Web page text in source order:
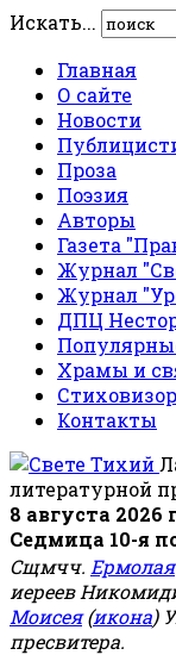
Искать...
Главная
О сайте
Новости
Проза
Поэзия
Авторы
Газета
Журнал
Журнал
ДПЦ
Храмы и
Стиховизор
Контакты
литературной
8 августа 2026
Седмица 10-я
Сщмчч. Ермолая
иереев
Моисея(икона)
пресвитера.